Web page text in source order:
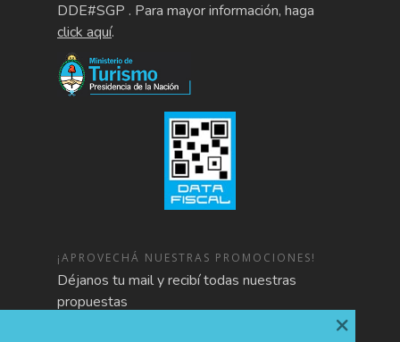
DDE#SGP . Para mayor información, haga
click aquí.
¡APROVECHÁ NUESTRAS PROMOCIONES!
Déjanos tu mail y recibí todas nuestras
propuestas
×